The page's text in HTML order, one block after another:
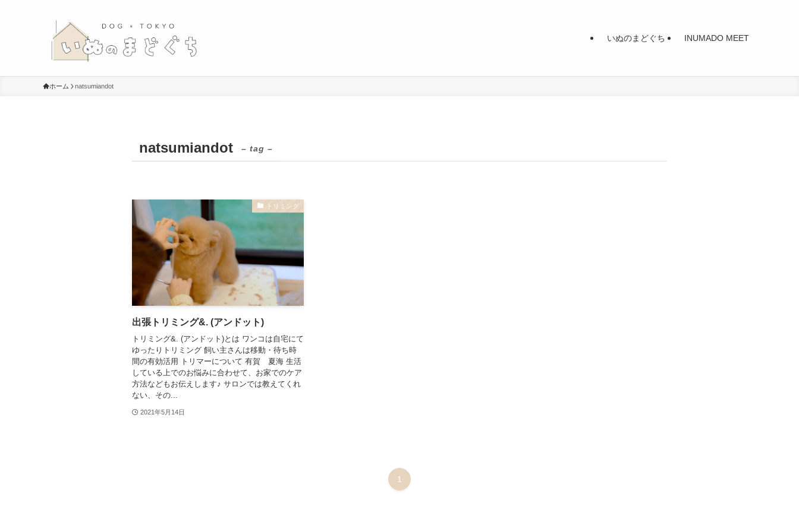
いぬのまどぐち INUMADO MEET
ホーム natsumiandot
natsumiandot – tag –
トリミング
出張トリミング&. (アンドット)
トリミング&. (アンドット)とは ワンコは自宅にて
ゆったりトリミング 飼い主さんは移動・待ち時
間の有効活用 トリマーについて 有賀 夏海 生活
している上でのお悩みに合わせて、お家でのケア
方法などもお伝えします♪ サロンでは教えてくれ
ない、その...
2021年5月14日
1